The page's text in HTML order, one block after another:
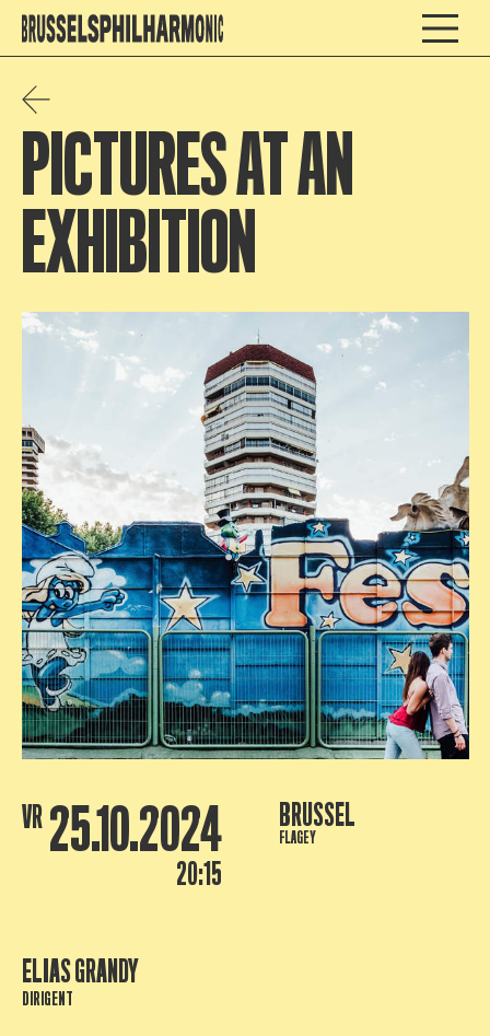
PICTURES AT AN
EXHIBITION
VR 25.10.2024
20:15
BRUSSEL
FLAGEY
ELIAS GRANDY
DIRIGENT